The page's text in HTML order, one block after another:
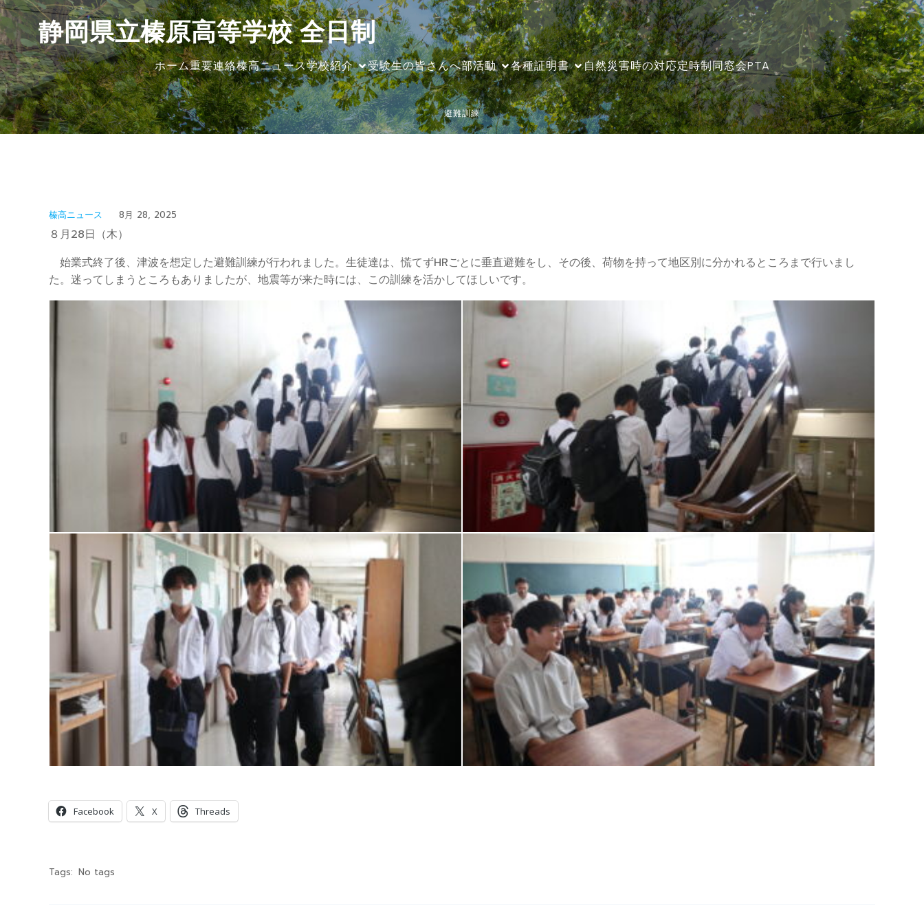
静岡県立榛原高等学校 全日制
ホーム重要連絡榛高ニュース学校紹介 受験生の皆さんへ部活動 各種証明書 自然災害時の対応定時制同窓会PTA
避難訓練
榛高ニュース 8月 28, 2025
８月28日（木）
始業式終了後、津波を想定した避難訓練が行われました。生徒達は、慌てずHRごとに垂直避難をし、その後、荷物を持って地区別に分かれるところまで行いまし
た。迷ってしまうところもありましたが、地震等が来た時には、この訓練を活かしてほしいです。
Facebook X Threads
Tags: No tags